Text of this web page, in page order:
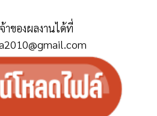
าของผลงานได้ที่